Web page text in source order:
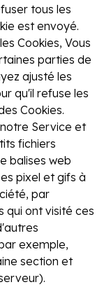
tous les
est envoyé.
Cookies, Vous
parties de
ajusté les
qu'il refuse les
Cookies.
Service et
fichiers
balises web
pixel et gifs à
par
qui ont visité ces
exemple,
section et